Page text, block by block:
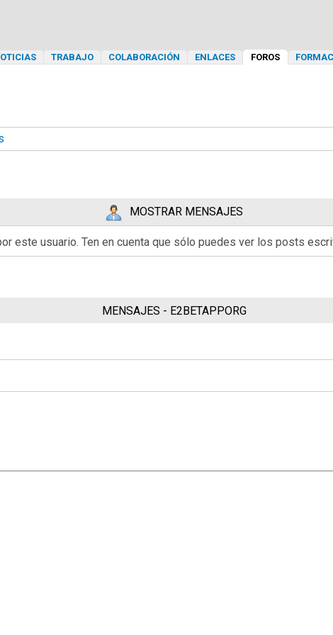
TRABAJO COLABORACIÓN ENLACES FOROS
MOSTRAR MENSAJES
este usuario. Ten en cuenta que sólo puedes ver los posts
MENSAJES - E2BETAPPORG